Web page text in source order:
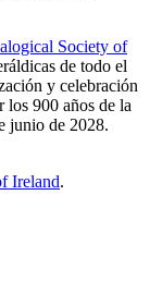
Society of
de todo el
y celebración
los 900 años de la
junio de 2028.
Ireland.